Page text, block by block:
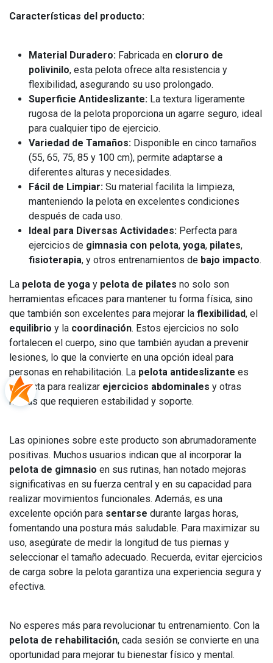
Características del producto:
Material Duradero: Fabricada en cloruro de
polivinilo, esta pelota ofrece alta resistencia y
flexibilidad, asegurando su uso prolongado.
Superficie Antideslizante: La textura ligeramente
rugosa de la pelota proporciona un agarre seguro, ideal
para cualquier tipo de ejercicio.
Variedad de Tamaños: Disponible en cinco tamaños
(55, 65, 75, 85 y 100 cm), permite adaptarse a
diferentes alturas y necesidades.
Fácil de Limpiar: Su material facilita la limpieza,
manteniendo la pelota en excelentes condiciones
después de cada uso.
Ideal para Diversas Actividades: Perfecta para
ejercicios de gimnasia con pelota, yoga, pilates,
fisioterapia, y otros entrenamientos de bajo impacto.
La pelota de yoga y pelota de pilates no solo son
herramientas eficaces para mantener tu forma física, sino
que también son excelentes para mejorar la flexibilidad, el
equilibrio y la coordinación. Estos ejercicios no solo
fortalecen el cuerpo, sino que también ayudan a prevenir
lesiones, lo que la convierte en una opción ideal para
personas en rehabilitación. La pelota antideslizante es
perfecta para realizar ejercicios abdominales y otras
rutinas que requieren estabilidad y soporte.
Las opiniones sobre este producto son abrumadoramente
positivas. Muchos usuarios indican que al incorporar la
pelota de gimnasio en sus rutinas, han notado mejoras
significativas en su fuerza central y en su capacidad para
realizar movimientos funcionales. Además, es una
excelente opción para sentarse durante largas horas,
fomentando una postura más saludable. Para maximizar su
uso, asegúrate de medir la longitud de tus piernas y
seleccionar el tamaño adecuado. Recuerda, evitar ejercicios
de carga sobre la pelota garantiza una experiencia segura y
efectiva.
No esperes más para revolucionar tu entrenamiento. Con la
pelota de rehabilitación, cada sesión se convierte en una
oportunidad para mejorar tu bienestar físico y mental.